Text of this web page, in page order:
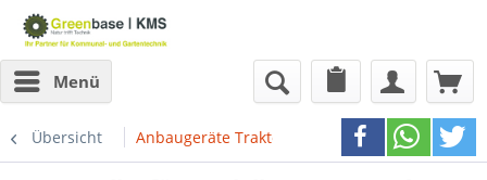
Menü
Übersicht Anbaugeräte Traktoren